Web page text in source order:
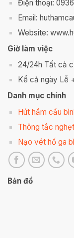
Điện thoại:
Email:
Website:
Giờ làm việc
24/24h Tất cả
Kể cả ngày Lễ
Danh mục chính
Hút hầm cầu
Thông tắc
Nạo vét hố ga
Bản đồ